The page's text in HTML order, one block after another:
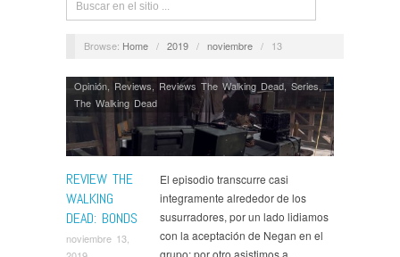
Browse: Home / 2019 / noviembre / 13
REVIEW THE
WALKING
DEAD: BONDS
noviembre 13,
Opinión, Reviews, Reviews The Walking Dead, Series,
The Walking Dead
El episodio transcurre casi
integramente alrededor de los
susurradores, por un lado lidiamos
con la aceptación de Negan en el
grupo; por otro asistimos a…